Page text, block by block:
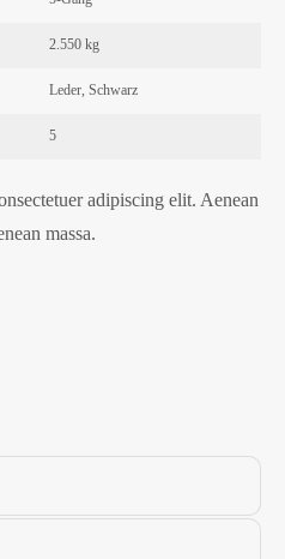
2.550 kg
Leder, Schwarz
5
adipiscing elit. Aenean
massa.